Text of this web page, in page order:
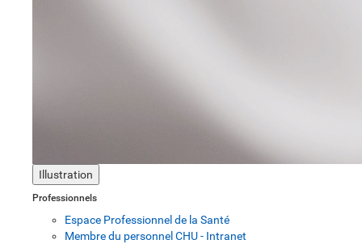
Illustration
Professionnels
Espace Professionnel de la Santé
Membre du personnel CHU - Intranet